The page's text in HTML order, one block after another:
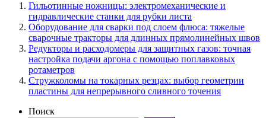
Гильотинные ножницы: электромеханические и
гидравлические станки для рубки листа
Оборудование для сварки под слоем флюса: тяжелые
сварочные тракторы для длинных прямолинейных швов
Редукторы и расходомеры для защитных газов: точная
настройка подачи аргона с помощью поплавковых
ротаметров
Стружколомы на токарных резцах: выбор геометрии
пластины для непрерывного сливного точения
Поиск